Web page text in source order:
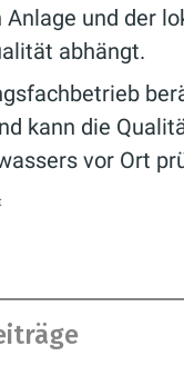
Anlage und der
abhängt.
kann die
vor Ort